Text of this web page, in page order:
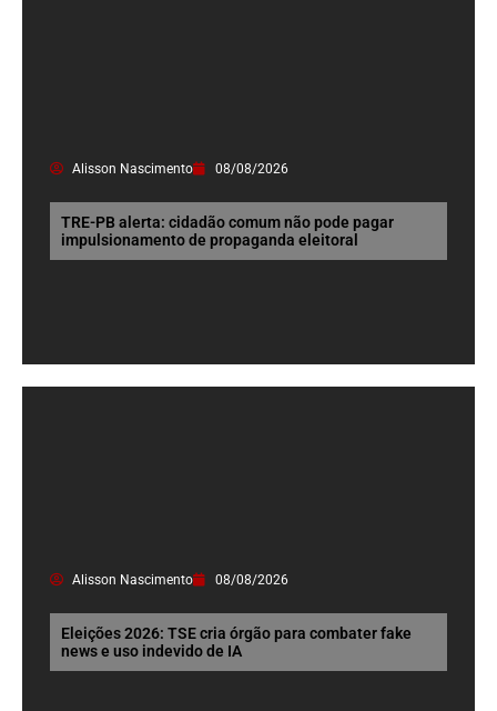
Alisson Nascimento 08/08/2026
TRE-PB alerta: cidadão comum não pode pagar
impulsionamento de propaganda eleitoral
Alisson Nascimento 08/08/2026
Eleições 2026: TSE cria órgão para combater fake
news e uso indevido de IA